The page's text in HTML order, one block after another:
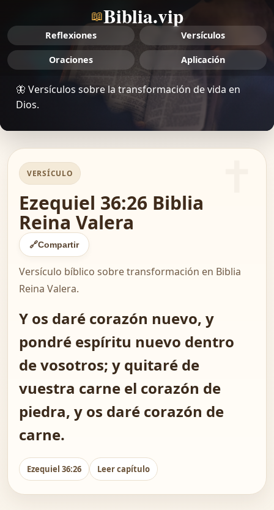
📖Biblia.vip
Reflexiones Versículos
Oraciones Aplicación
🦋 Versículos sobre la transformación de vida en
Dios.
VERSÍCULO
Ezequiel 36:26 Biblia
Reina Valera
🔗Compartir
Versículo bíblico sobre transformación en Biblia
Reina Valera.
Y os daré corazón nuevo, y
pondré espíritu nuevo dentro
de vosotros; y quitaré de
vuestra carne el corazón de
piedra, y os daré corazón de
carne.
Ezequiel 36:26 Leer capítulo